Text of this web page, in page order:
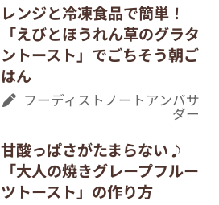
レンジと冷凍食品で簡単！
「えびとほうれん草のグラタ
ントースト」でごちそう朝ご
はん
フーディストノートアンバサ
ダー
甘酸っぱさがたまらない♪
「大人の焼きグレープフルー
ツトースト」の作り方